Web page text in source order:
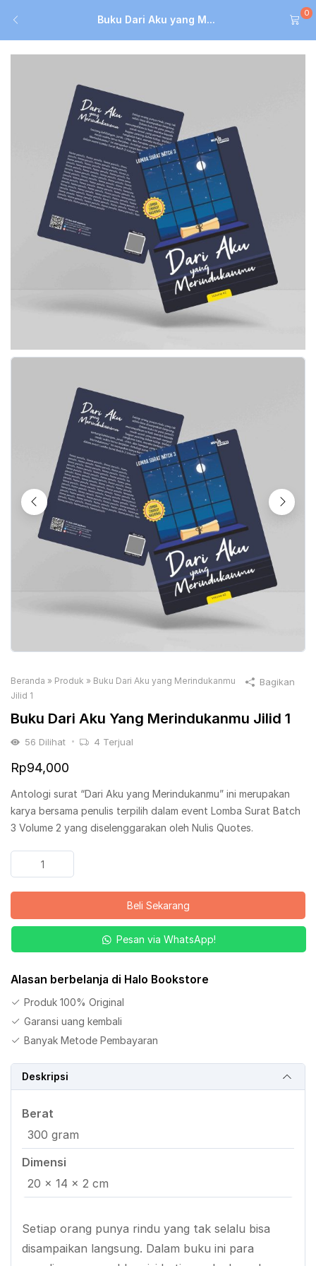
Buku Dari Aku yang M...
0
Beranda » Produk » Buku Dari Aku yang Merindukanmu
Jilid 1
Buku Dari Aku Yang Merindukanmu Jilid 1
56 Dilihat 4 Terjual
Rp94,000
Antologi surat “Dari Aku yang Merindukanmu” ini merupakan
karya bersama penulis terpilih dalam event Lomba Surat Batch
3 Volume 2 yang diselenggarakan oleh Nulis Quotes.
Kuantitas
Buku
Dari
yang
1
Beli Sekarang
Pesan via WhatsApp!
Alasan berbelanja di Halo Bookstore
Produk 100% Original
Garansi uang kembali
Banyak Metode Pembayaran
Bagikan
Deskripsi
Berat
300 gram
Dimensi
20 × 14 × 2 cm
Setiap orang punya rindu yang tak selalu bisa
disampaikan langsung. Dalam buku ini para